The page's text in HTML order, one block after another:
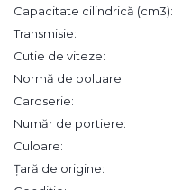
Capacitate cilindrică (cm3):
Transmisie:
Cutie de viteze:
Normă de poluare:
Caroserie:
Număr de portiere:
Culoare:
Țară de origine: